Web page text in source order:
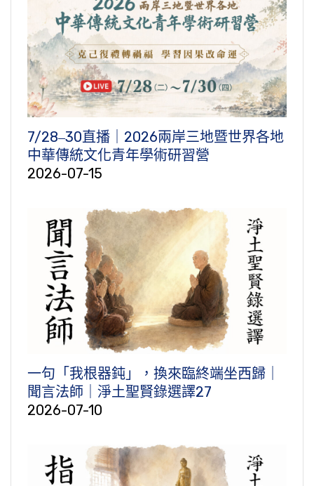
7/28‒30直播｜2026兩岸三地暨世界各地
中華傳統文化青年學術研習營
2026-07-15
一句「我根器鈍」，換來臨終端坐西歸｜
聞言法師｜淨土聖賢錄選譯27
2026-07-10